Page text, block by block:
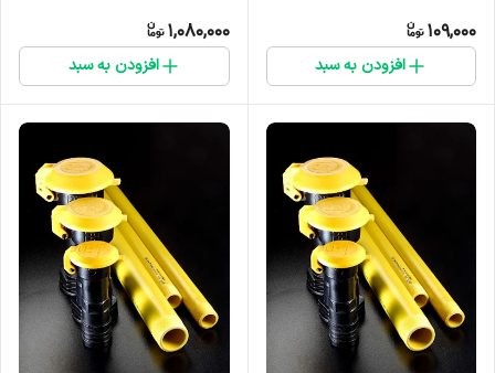
109,000
افزودن به سبد
1,080,000
افزودن به سبد